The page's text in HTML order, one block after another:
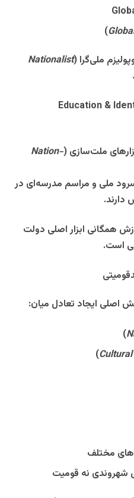
)
زم ملی‌گرا (
Nationalist
.
(Education &
ملت‌سازی (
Nation-
ملی و مراسم مدرسه‌ای در
دارند.
همگانی ابزار اصلی دولت
است.
اصلی ایجاد تعادل میان:
)
)
مختلف
شهروندی نه قومیت